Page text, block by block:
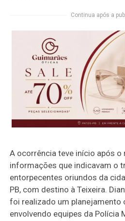
Continua após a
A ocorrência teve início após o
informações que indicavam o
entorpecentes oriundos da
PB, com destino à Teixeira.
foi realizado um planejamento
envolvendo equipes da Polícia